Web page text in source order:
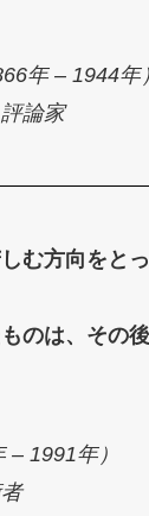
年 – 1944年）
論家
む方向をと
のは、その
– 1991年）